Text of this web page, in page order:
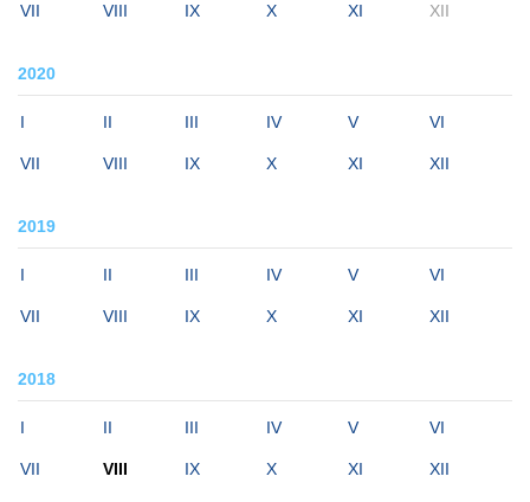
VII VIII IX X XI XII
2020
I II III IV V VI
VII VIII IX X XI XII
2019
I II III IV V VI
VII VIII IX X XI XII
2018
I II III IV V VI
VII VIII IX X XI XII